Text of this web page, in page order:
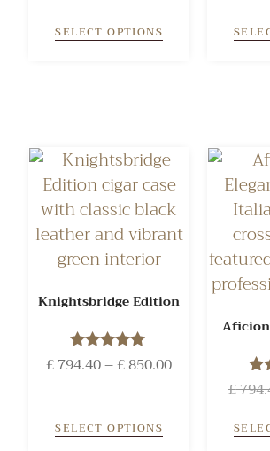
SELECT OPTIONS
Knightsbridge Edition
Rated
5.00
£794.40–£850.00
SELECT OPTIONS
£